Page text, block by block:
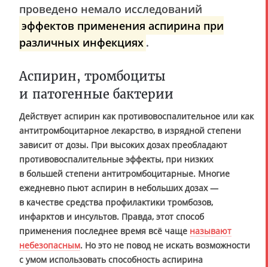
проведено немало исследований
эффектов применения аспирина при
различных инфекциях .
Аспирин, тромбоциты
и патогенные бактерии
Действует аспирин как противовоспалительное или как
антитромбоцитарное лекарство, в изрядной степени
зависит от дозы. При высоких дозах преобладают
противовоспалительные эффекты, при низких
в большей степени антитромбоцитарные. Многие
ежедневно пьют аспирин в небольших дозах —
в качестве средства профилактики тромбозов,
инфарктов и инсультов. Правда, этот способ
применения последнее время всё чаще называют
небезопасным. Но это не повод не искать возможности
с умом использовать способность аспирина